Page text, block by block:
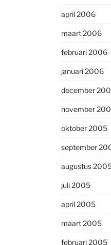
april 2006
maart 2006
februari 2006
januari 2006
december
november
oktober 2005
september
augustus
juli 2005
april 2005
maart 2005
februari 2005